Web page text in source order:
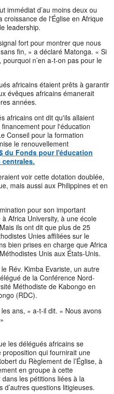
immédiat d’au moins deux ou
croissance de l'Église en Afrique
leadership.
fort pour montrer que nous
fin, » a déclaré Matonga. « Si
n’en a-t-on pas pour le
africains étaient prêts à garantir
évêques africains émanerait
années.
africains ont dit qu'ils allaient
pour l'éducation
Conseil pour la formation
le renouvellement
du Fonds pour l'éducation
voir cette dotation doublée,
mais aussi aux Philippines et en
pour son important
Africa University, à une école
ils ont dit que plus de 25
Unies affiliées sur le
bien prises en charge que Africa
Unis aux États-Unis.
Rév. Kimba Evariste, un autre
de la Conférence Nord-
Méthodiste de Kabongo en
(RDC).
ans, » a-t-il dit. « Nous avons
les délégués africains se
proposition qui fournirait une
du Règlement de l’Église, à
en groupe à cette
les pétitions liées à la
questions litigieuses.